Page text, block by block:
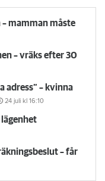
– mamman måste
– vräks efter 30
adress” – kvinna
24 juli kl 16:10
– får